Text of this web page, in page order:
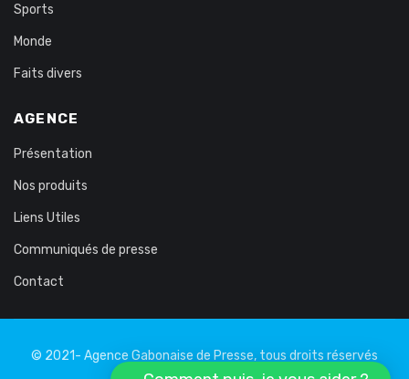
Sports
Monde
Faits divers
AGENCE
Présentation
Nos produits
Liens Utiles
Communiqués de presse
Contact
© 2021- Agence Gabonaise de Presse, tous droits réservés